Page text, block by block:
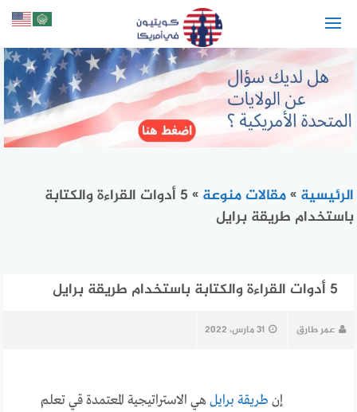
الرئيسية »مقالات منوعة »
5 أدوات القراءة والكتابة
باستخدام طريقة برايل
5 أدوات القراءة والكتابة باستخدام طريقة برايل
عمر طارق 31 مارس، 2022
إن طريقة برايلهي الاستراتيجية المعتمدة قي تعلم